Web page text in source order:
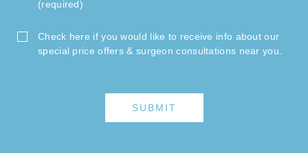
(required)
Check here if you would like to receive info about our
special price offers & surgeon consultations near you.
SUBMIT